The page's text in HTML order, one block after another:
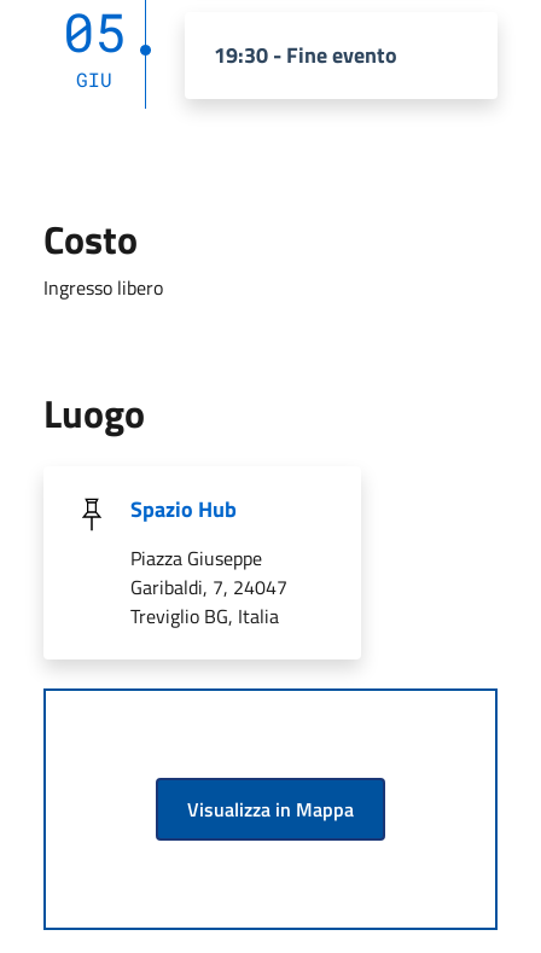
05
GIU
19:30 - Fine evento
Costo
Ingresso libero
Luogo
Spazio Hub
Piazza Giuseppe
Garibaldi, 7, 24047
Treviglio BG, Italia
Visualizza in Mappa